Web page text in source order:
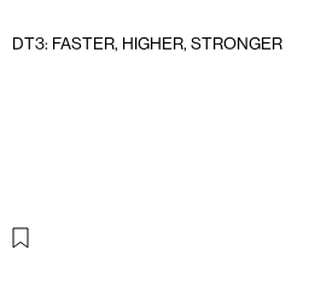
DT3: FASTER, HIGHER, STRONGER